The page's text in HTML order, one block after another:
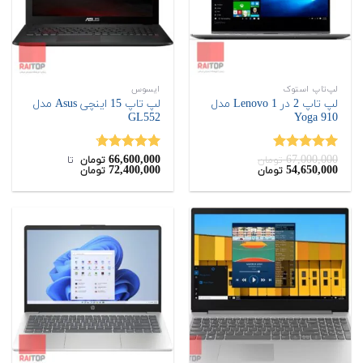
لپ‌تاپ استوک
لپ تاپ 2 در 1 Lenovo مدل
Yoga 910
نمره5.00
از 5
67,000,000 تومان
قیمت
67,000,000
بود.
54,650,000 تومانقیمت
54,650,000
ایسوس
لپ تاپ 15 اینچی Asus مدل
GL552
نمره4.67
از 5
66,600,000 تومان ‌ تا ‌
72,400,000 تومان